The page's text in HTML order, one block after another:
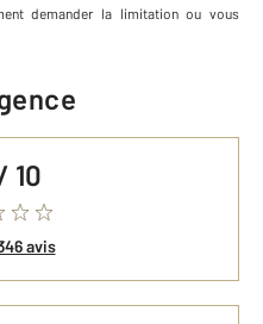
demander la limitation ou vous
/ 10
avis